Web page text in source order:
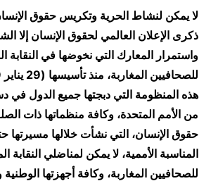
لا يمكن لنشاط الحرية وتكريس حقوق
ذكرى الإعلان العالمي لحقوق الإنسان إلا
واستمرار المعارك التي نخوضها في النقابة
هذه المنظومة التي دبجتها جميع الدول في
من الأمم المتحدة، وكافة منظماتها ذات
حقوق الإنسان، التي نشأت خلالها مسيرتها
المناسبة الأممية، لا يمكن لمناضلي النقابة
للصحافيين المغاربة، وكافة أجهزتها الوطنية